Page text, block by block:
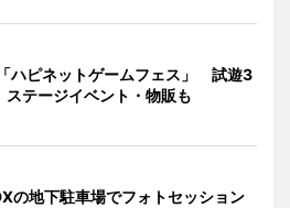
ハピネットゲームフェス」 試遊3
ステージイベント・物販も
の地下駐車場でフォトセッション